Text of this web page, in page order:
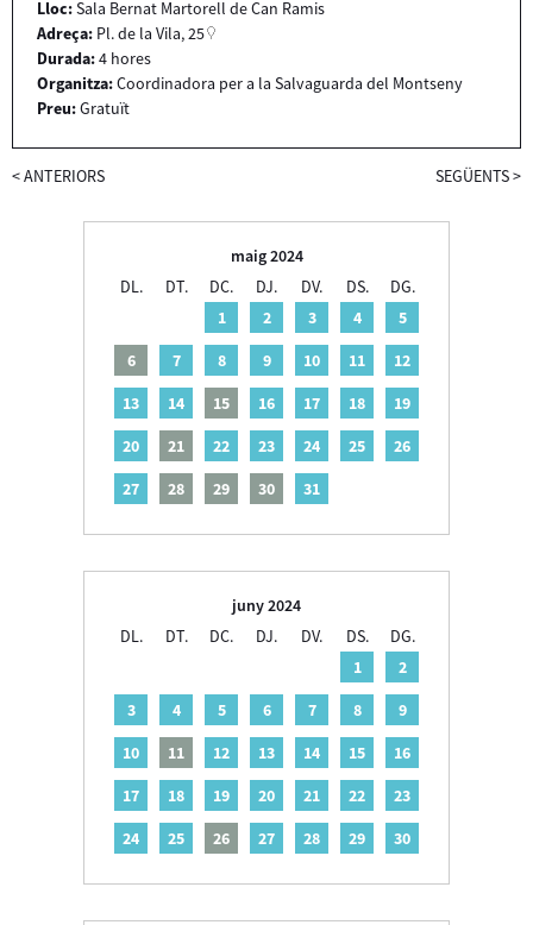
Lloc:Sala Bernat Martorell de Can Ramis
Adreça: Pl. de la Vila, 25
Durada:4 hores
Organitza:Coordinadora per a la Salvaguarda del Montseny
Preu:Gratuït
<ANTERIORS SEGÜENTS>
maig 2024
DL.
DT. DC. DJ. DV. DS.
DG.
1
2 3 4
5
6
7 8 9 10 11
12
13
14 15 16 17 18
19
20
21 22 23 24 25
26
27
28 29 30 31
juny 2024
DL.
DT. DC. DJ. DV. DS.
DG.
1
2
3
4 5 6 7 8
9
10
11 12 13 14 15
16
17
18 19 20 21 22
23
24
25 26 27 28 29 30